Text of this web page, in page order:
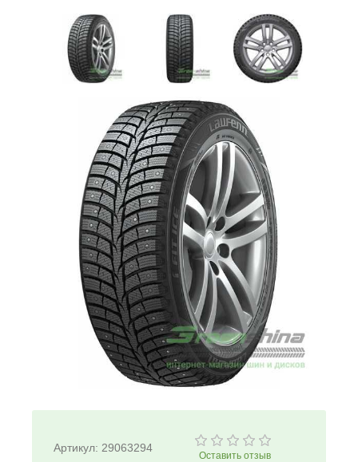
Артикул: 29063294
Оставить отзыв